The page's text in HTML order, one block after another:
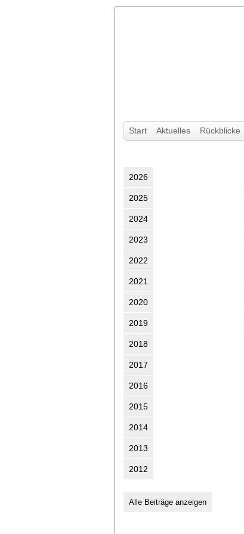
Navigation
Start Aktuelles Rückblicke
2026
2025
2024
2023
2022
2021
2020
2019
2018
2017
2016
2015
2014
2013
2012
Alle Beiträge anzeigen